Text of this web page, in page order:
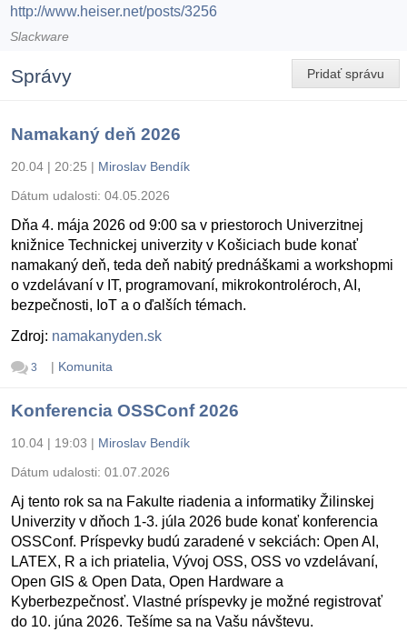
http://www.heiser.net/posts/3256
Slackware
Pridať správu
Správy
Namakaný deň 2026
20.04 | 20:25 | Miroslav Bendík
Dátum udalosti: 04.05.2026
Dňa 4. mája 2026 od 9:00 sa v priestoroch Univerzitnej
knižnice Technickej univerzity v Košiciach bude konať
namakaný deň, teda deň nabitý prednáškami a workshopmi
o vzdelávaní v IT, programovaní, mikrokontroléroch, AI,
bezpečnosti, IoT a o ďalších témach.
Zdroj: namakanyden.sk
3 | Komunita
Konferencia OSSConf 2026
10.04 | 19:03 | Miroslav Bendík
Dátum udalosti: 01.07.2026
Aj tento rok sa na Fakulte riadenia a informatiky Žilinskej
Univerzity v dňoch 1-3. júla 2026 bude konať konferencia
OSSConf. Príspevky budú zaradené v sekciách: Open AI,
LATEX, R a ich priatelia, Vývoj OSS, OSS vo vzdelávaní,
Open GIS & Open Data, Open Hardware a
Kyberbezpečnosť. Vlastné príspevky je možné registrovať
do 10. júna 2026. Tešíme sa na Vašu návštevu.